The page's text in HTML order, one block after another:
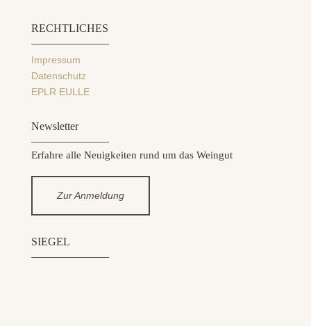
RECHTLICHES
Impressum
Datenschutz
EPLR EULLE
Newsletter
Erfahre alle Neuigkeiten rund um das Weingut
Zur Anmeldung
SIEGEL